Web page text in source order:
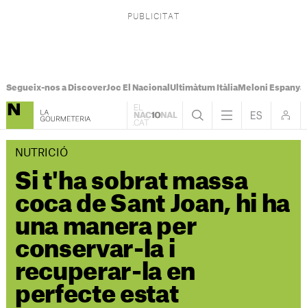
Segueix-nos a DiscoverJoc El Nacional Ultimàtum ItàliaMeloni Espanya
NUTRICIÓ
Si t'ha sobrat massa
coca de Sant Joan, hi ha
una manera per
conservar-la i
recuperar-la en
perfecte estat